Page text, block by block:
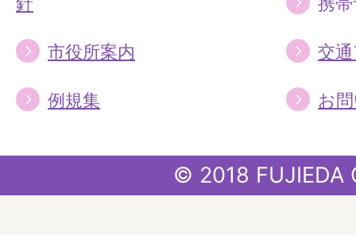
市役所案内 交
例規集 お
© 2018 FUJIEDA